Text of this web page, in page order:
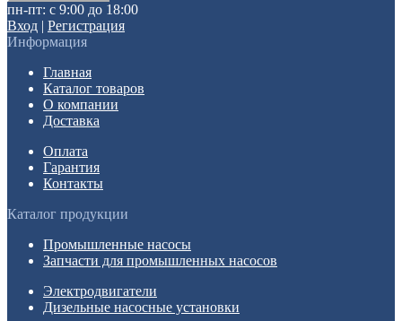
пн-пт: с 9:00 до 18:00
Вход | Регистрация
Информация
Главная
Каталог товаров
О компании
Доставка
Оплата
Гарантия
Контакты
Каталог продукции
Промышленные насосы
Запчасти для промышленных насосов
Электродвигатели
Дизельные насосные установки